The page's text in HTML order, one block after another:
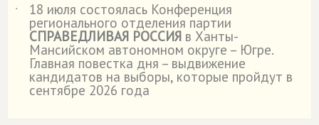
˙
18 июля состоялась Конференция
регионального отделения партии
СПРАВЕДЛИВАЯ РОССИЯ в Ханты-
Мансийском автономном округе – Югре.
Главная повестка дня – выдвижение
кандидатов на выборы, которые пройдут в
сентябре 2026 года